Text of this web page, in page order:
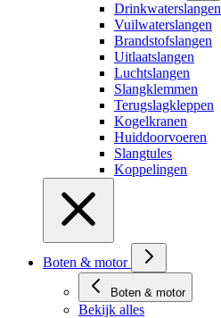
Drinkwaterslangen
Vuilwaterslangen
Brandstofslangen
Uitlaatslangen
Luchtslangen
Slangklemmen
Terugslagkleppen
Kogelkranen
Huiddoorvoeren
Slangtules
Koppelingen
Boten & motor
Boten & motor
Bekijk alles